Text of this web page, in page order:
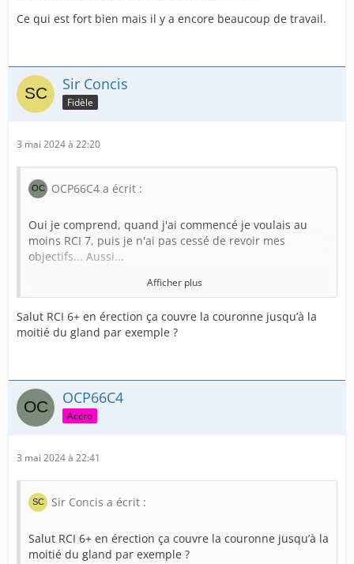
Ce qui est fort bien mais il y a encore beaucoup de travail.
Sir Concis
Fidèle
3 mai 2024 à 22:20
OCP66C4 a écrit :
Oui je comprend, quand j'ai commencé je voulais au
moins RCI 7, puis je n'ai pas cessé de revoir mes
objectifs... Aussi...
On en veut toujours plus.
Par contre rester couvert en érection pas demain mon
Par exemple si tu passes de 9cm au repos à 17 cm en
érection ça va être très très très compliqué.
facile.
Cela fait 7 ans que j'essaie d'avoir une couverture en
érection le mieux pour le moment sera RCI 6+
Ce qui est fort bien mais il y a encore beaucoup de
Afficher plus
Salut RCI 6+ en érection ça couvre la couronne jusqu’à la
moitié du gland par exemple ?
OCP66C4
Accro
3 mai 2024 à 22:41
Sir Concis a écrit :
Salut RCI 6+ en érection ça couvre la couronne jusqu’à la
moitié du gland par exemple ?